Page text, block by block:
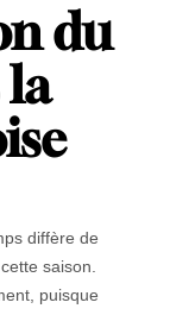
du
diffère de
saison.
puisque